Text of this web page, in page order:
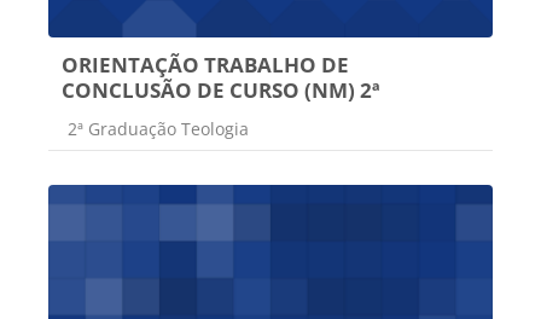
ORIENTAÇÃO TRABALHO DE
CONCLUSÃO DE CURSO (NM) 2ª
Categoria do curso
2ª Graduação Teologia